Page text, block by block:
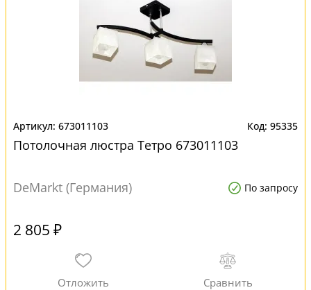
673011103 95335
Потолочная люстра Тетро 673011103
DeMarkt (Германия) По запросу
2 805 ₽